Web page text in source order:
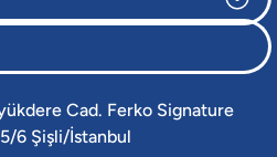
Cad. Ferko Signature
6 Şişli/İstanbul